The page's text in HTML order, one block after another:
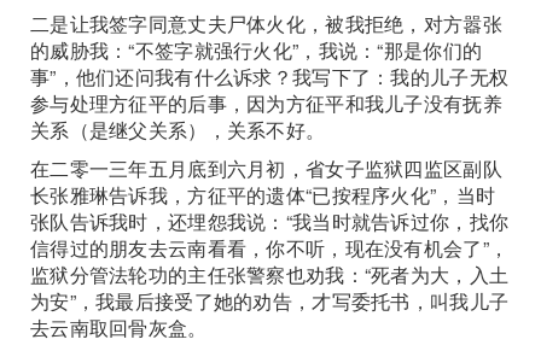
二是让我签字同意丈夫尸体火化，被我拒绝，对方嚣张
的威胁我：“不签字就强行火化”，我说：“那是你们的
事”，他们还问我有什么诉求？我写下了：我的儿子无权
参与处理方征平的后事，因为方征平和我儿子没有抚养
关系（是继父关系），关系不好。
在二零一三年五月底到六月初，省女子监狱四监区副队
长张雅琳告诉我，方征平的遗体“已按程序火化”，当时
张队告诉我时，还埋怨我说：“我当时就告诉过你，找你
信得过的朋友去云南看看，你不听，现在没有机会了”，
监狱分管法轮功的主任张警察也劝我：“死者为大，入土
为安”，我最后接受了她的劝告，才写委托书，叫我儿子
去云南取回骨灰盒。